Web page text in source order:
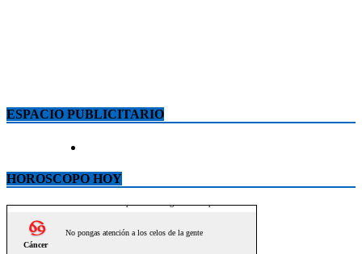
ESPACIO PUBLICITARIO
HOROSCOPO HOY